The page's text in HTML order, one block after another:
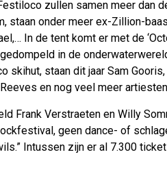
zullen samen meer dan
staan onder meer ex-Zillion-
In de tent komt er met de
in de
skihut, staan dit jaar Sam
en nog veel meer
Frank Verstraeten en Willy
geen dance- of
Intussen zijn er al 7.300